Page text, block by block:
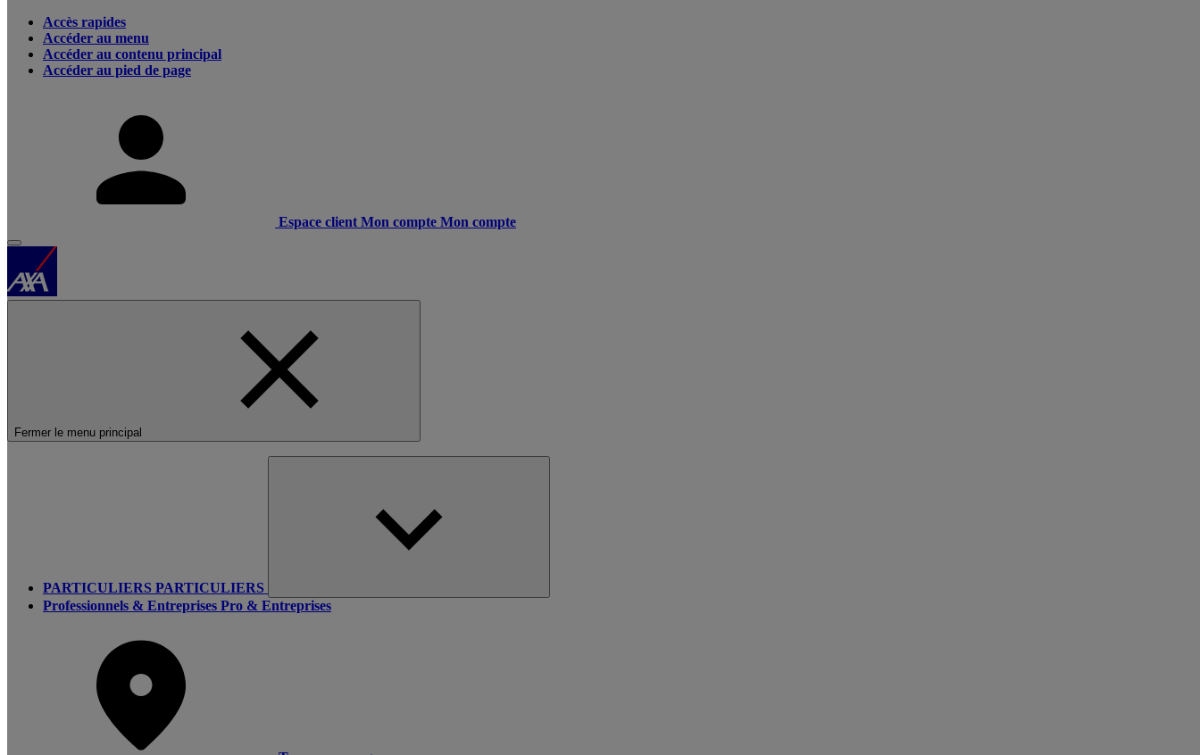
Accès rapides
Accéder au menu
Accéder au contenu principal
Accéder au pied de page
Espace client Mon compte Mon compte
Fermer le menu principal
PARTICULIERS PARTICULIERS
Professionnels & Entreprises Pro & Entreprises